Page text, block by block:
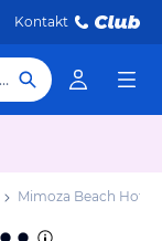
Kontakt
Hotel, Reiseziel
Mimoza Beach Hotel